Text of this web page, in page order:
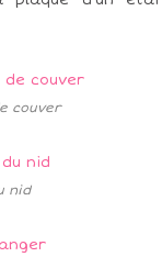
couver
nid